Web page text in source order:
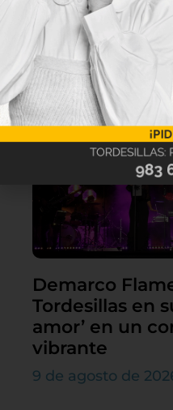
Lo último
Demarco
Tordesillas en
amor’ en un
vibrante
9 de agosto de